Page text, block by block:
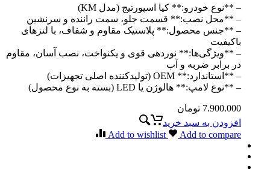
– **نوع خودرو:** کیا اسپورتیج (مدل KM)
– **محل نصب:** قسمت جلو، سمت راننده و سرنشین
– **جنس محصول:** پلاستیک مقاوم و شفاف، با لنزهای
باکیفیت
– **ویژگی‌ها:** نوردهی قوی و یکنواخت، نصب آسان، مقاوم
در برابر ضربه و آب
– **استاندارد:** OEM (تولیدکننده اصلی تجهیزات)
– **نوع لامپ:** هالوژن یا LED (بسته به نوع محصول)
7.900.000 تومان
افزودن به سبد خرید
Add to wishlist
Add to compare